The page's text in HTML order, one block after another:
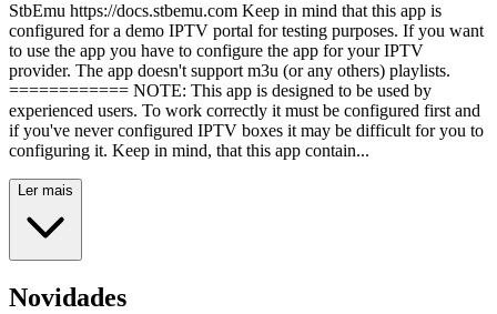
StbEmu https://docs.stbemu.com Keep in mind that this app is
configured for a demo IPTV portal for testing purposes. If you want
to use the app you have to configure the app for your IPTV
provider. The app doesn't support m3u (or any others) playlists.
============ NOTE: This app is designed to be used by
experienced users. To work correctly it must be configured first and
if you've never configured IPTV boxes it may be difficult for you to
configuring it. Keep in mind, that this app contain...
Ler mais
Novidades